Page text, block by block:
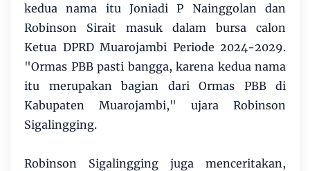
kedua nama itu Joniadi P Nainggolan dan
Robinson Sirait masuk dalam bursa calon
Ketua DPRD Muarojambi Periode 2024-2029.
"Ormas PBB pasti bangga, karena kedua nama
itu merupakan bagian dari Ormas PBB di
Kabupaten Muarojambi," ujara Robinson
Sigalingging.
Robinson Sigalingging juga menceritakan,